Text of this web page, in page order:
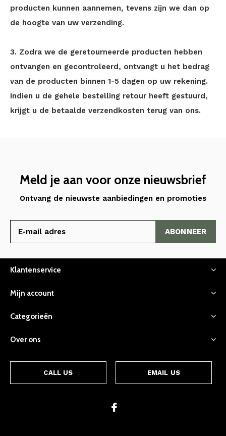
producten kunnen aannemen, tevens zijn we dan op
de hoogte van uw verzending.
3. Zodra we de geretourneerde producten hebben
ontvangen en gecontroleerd, ontvangt u het bedrag
van de producten binnen 1-5 dagen op uw rekening.
Indien u de gehele bestelling retour heeft gestuurd,
krijgt u de betaalde verzendkosten terug van ons.
Meld je aan voor onze nieuwsbrief
Ontvang de nieuwste aanbiedingen en promoties
ABONNEER
Klantenservice
Mijn account
Categorieën
Over ons
CALL US EMAIL US